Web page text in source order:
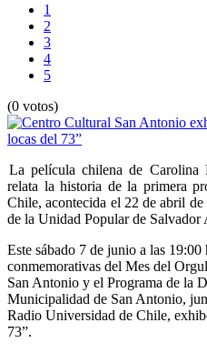
1
2
3
4
5
(0 votos)
La película chilena de
relata la historia de la primera
Chile, acontecida el 22 de abril
de la Unidad Popular de Salvador
Este sábado 7 de junio a las
conmemorativas del Mes del
San Antonio y el Programa de la
Municipalidad de San Antonio,
Radio Universidad de Chile,
73”.